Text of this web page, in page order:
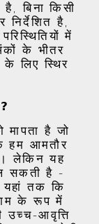
बिना किसी
है,
में
के भीतर
लिए स्थिर
मापता है जो
हम आमतौर
लेकिन यह
सकती है -
तक कि
के रूप में
उच्च-आवृत्ति